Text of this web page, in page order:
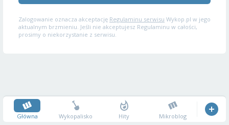
Zalogowanie oznacza akceptację Regulaminu serwisu Wykop.pl w jego
aktualnym brzmieniu. Jeśli nie akceptujesz Regulaminu w całości,
prosimy o niekorzystanie z serwisu.
Główna Wykopalisko Hity Mikroblog